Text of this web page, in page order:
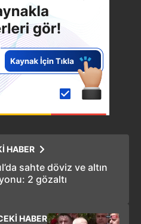
HABER
sahte döviz ve altın
2 gözaltı
HABER